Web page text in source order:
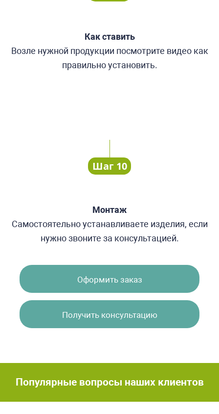
Как ставить
Возле нужной продукции посмотрите видео как
правильно установить.
Шаг 10
Монтаж
Самостоятельно устанавливаете изделия, если
нужно звоните за консультацией.
Оформить заказ
Получить консультацию
Популярные вопросы наших клиентов